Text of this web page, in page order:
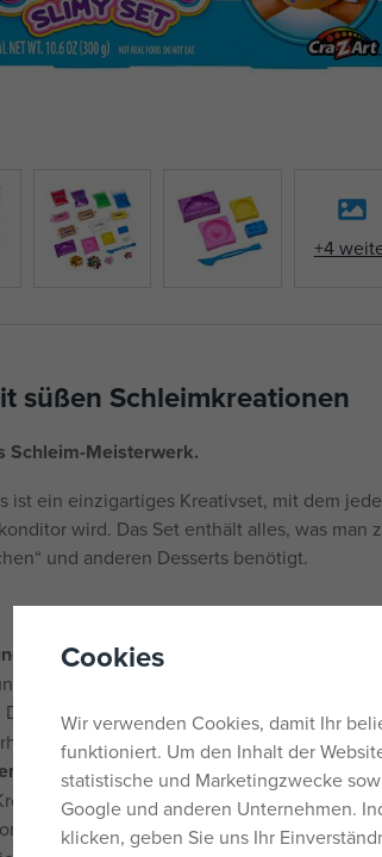
+4
süßen Schleimkreationen
Schleim-Meisterwerk.
ist ein einzigartiges Kreativset, mit dem
wird. Das Set enthält alles, was man
und anderen Desserts benötigt.
Schleimein verschiedenen Texturen, die
kombinieren können.
und anderen Backwaren, die das
machen.
Glitzer, buntes Konfetti und andere
einen tollen Look verleihen.
Rezepten können Sie mit
Cookies
Wir verwenden Cookies, damit Ihr
funktioniert. Um den Inhalt der
statistische und Marketingzwecke
Google und anderen Unternehmen.
klicken, geben Sie uns Ihr